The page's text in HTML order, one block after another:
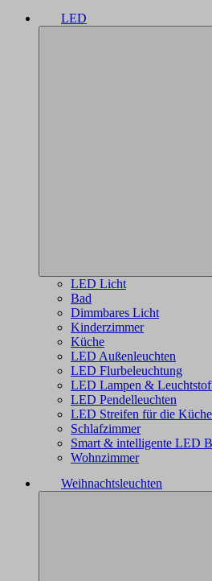
LED
LED Licht
Bad
Dimmbares Licht
Kinderzimmer
Küche
LED Außenleuchten
LED Flurbeleuchtung
LED Lampen &
LED Pendelleuchten
LED Streifen für die Küche
Schlafzimmer
Smart & intelligente LED
Wohnzimmer
Weihnachtsleuchten